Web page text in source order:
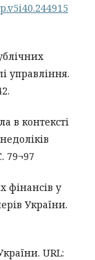
управління.
в контексті
79¬97
фінансів у
України.
URL: